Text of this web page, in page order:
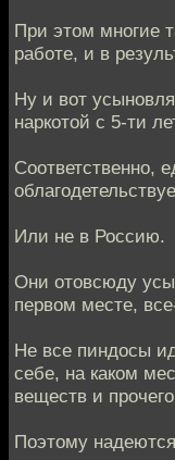
При этом многие
работе, и в
Ну и вот
наркотой с 5-ти
Соответственно,
Или не в Россию.
Они отовсюду
первом месте,
Не все пиндосы
себе, на каком
веществ и
Поэтому